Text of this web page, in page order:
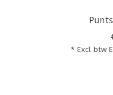
* Excl. btw